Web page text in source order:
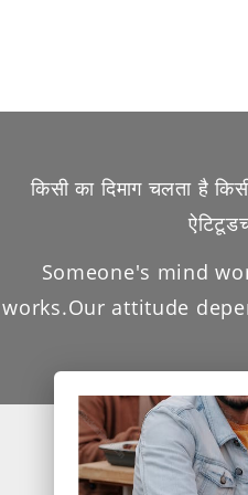
किसी का दिमाग चलता है
Someone's mind
works.Our attitude